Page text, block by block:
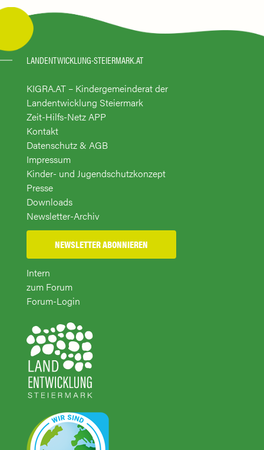
LANDENTWICKLUNG-STEIERMARK.AT
KIGRA.AT – Kindergemeinderat der
Landentwicklung Steiermark
Zeit-Hilfs-Netz APP
Kontakt
Datenschutz & AGB
Impressum
Kinder- und Jugendschutzkonzept
Presse
Downloads
Newsletter-Archiv
NEWSLETTER ABONNIEREN
Intern
zum Forum
Forum-Login